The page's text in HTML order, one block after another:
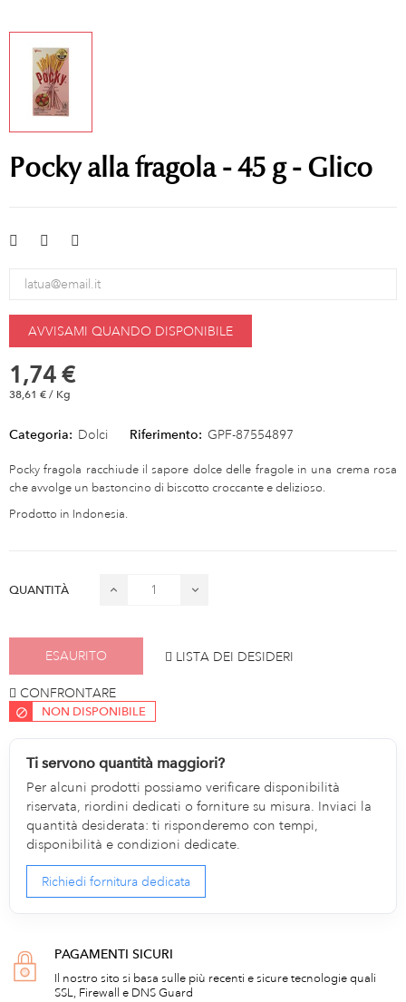
Pocky alla fragola - 45 g - Glico
AVVISAMI QUANDO DISPONIBILE
1,74 €
38,61 € / Kg
Categoria: Dolci Riferimento: GPF-87554897
Pocky fragola racchiude il sapore dolce delle fragole in una crema rosa
che avvolge un bastoncino di biscotto croccante e delizioso.
Prodotto in Indonesia.
QUANTITÀ
ESAURITO LISTA DEI DESIDERI
CONFRONTARE
NON DISPONIBILE
Ti servono quantità maggiori?
Per alcuni prodotti possiamo verificare disponibilità
riservata, riordini dedicati o forniture su misura. Inviaci la
quantità desiderata: ti risponderemo con tempi,
disponibilità e condizioni dedicate.
Richiedi fornitura dedicata
PAGAMENTI SICURI
Il nostro sito si basa sulle più recenti e sicure tecnologie quali
SSL, Firewall e DNS Guard